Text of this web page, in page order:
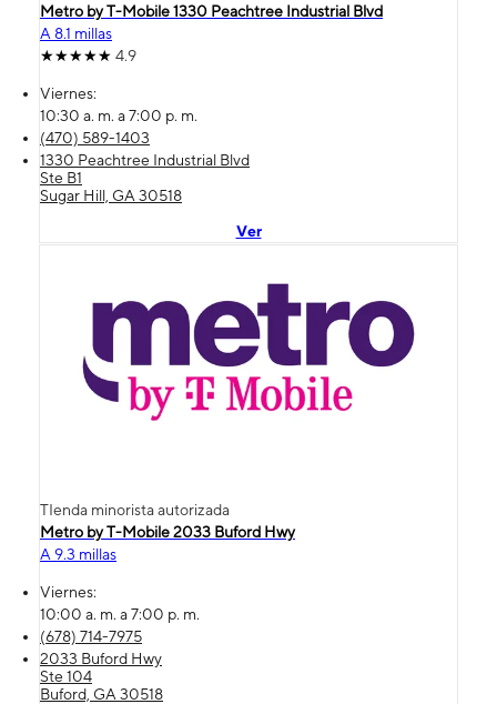
Metro by T-Mobile 1330 Peachtree Industrial Blvd
A 8.1 millas
4.9
Viernes:
10:30 a. m. a 7:00 p. m.
(470) 589-1403
1330 Peachtree Industrial Blvd
Ste B1
Sugar Hill, GA 30518
Ver
TIenda minorista autorizada
Metro by T-Mobile 2033 Buford Hwy
A 9.3 millas
Viernes:
10:00 a. m. a 7:00 p. m.
(678) 714-7975
2033 Buford Hwy
Ste 104
Buford, GA 30518